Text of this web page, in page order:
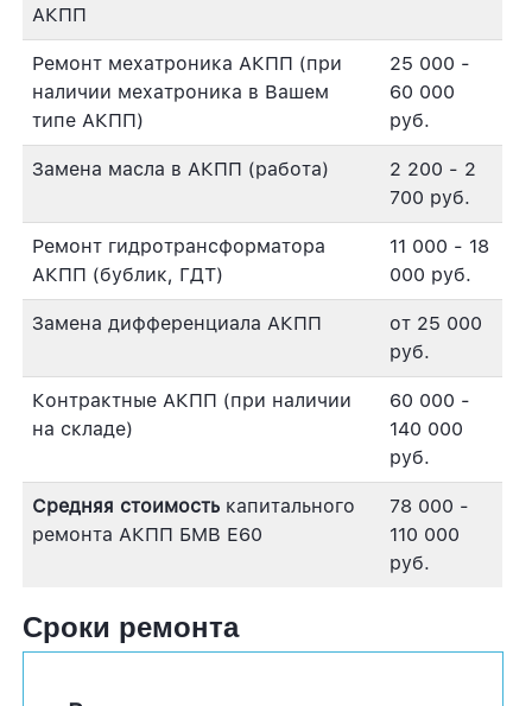
АКПП
Ремонт мехатроника АКПП (при
наличии мехатроника в Вашем
типе АКПП)
25 000 -
60 000
руб.
Замена масла в АКПП (работа)
2 200 - 2
700 руб.
Ремонт гидротрансформатора
АКПП (бублик, ГДТ)
11 000 - 18
000 руб.
Замена дифференциала АКПП
от 25 000
руб.
Контрактные АКПП (при наличии
на складе)
60 000 -
140 000
руб.
Средняя стоимость капитального
ремонта АКПП БМВ Е60
78 000 -
110 000
руб.
Сроки ремонта